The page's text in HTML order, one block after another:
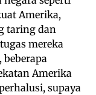
Amerika,
taring dan
mereka
beberapa
Amerika
supaya